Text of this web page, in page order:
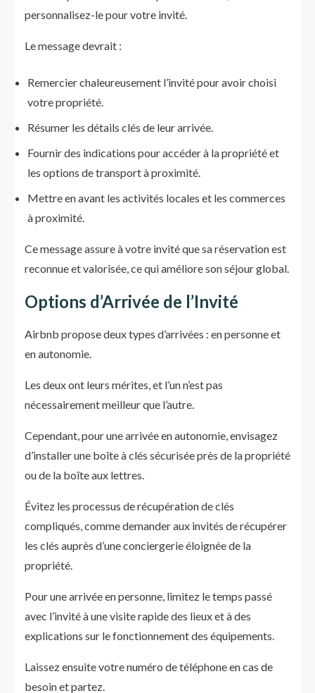
personnalisez-le pour votre invité.
Le message devrait :
Remercier chaleureusement l’invité pour avoir choisi
votre propriété.
Résumer les détails clés de leur arrivée.
Fournir des indications pour accéder à la propriété et
les options de transport à proximité.
Mettre en avant les activités locales et les commerces
à proximité.
Ce message assure à votre invité que sa réservation est
reconnue et valorisée, ce qui améliore son séjour global.
Options d’Arrivée de l’Invité
Airbnb propose deux types d’arrivées : en personne et
en autonomie.
Les deux ont leurs mérites, et l’un n’est pas
nécessairement meilleur que l’autre.
Cependant, pour une arrivée en autonomie, envisagez
d’installer une boîte à clés sécurisée près de la propriété
ou de la boîte aux lettres.
Évitez les processus de récupération de clés
compliqués, comme demander aux invités de récupérer
les clés auprès d’une conciergerie éloignée de la
propriété.
Pour une arrivée en personne, limitez le temps passé
avec l’invité à une visite rapide des lieux et à des
explications sur le fonctionnement des équipements.
Laissez ensuite votre numéro de téléphone en cas de
besoin et partez.